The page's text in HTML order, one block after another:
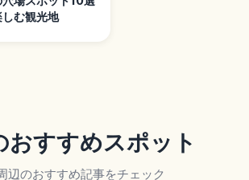
しむ観光地
おすすめスポット
辺のおすすめ記事をチェック